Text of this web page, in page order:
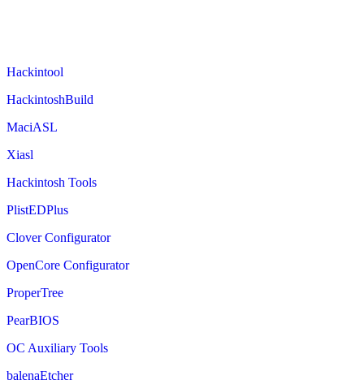
Hackintool
HackintoshBuild
MaciASL
Xiasl
Hackintosh Tools
PlistEDPlus
Clover Configurator
OpenCore Configurator
ProperTree
PearBIOS
OC Auxiliary Tools
balenaEtcher